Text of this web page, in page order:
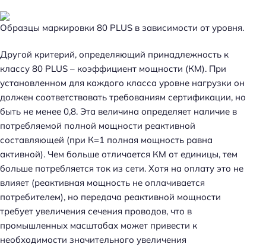
Образцы маркировки 80 PLUS в зависимости от уровня.
Другой критерий, определяющий принадлежность к
классу 80 PLUS – коэффициент мощности (КМ). При
установленном для каждого класса уровне нагрузки он
должен соответствовать требованиям сертификации, но
быть не менее 0,8. Эта величина определяет наличие в
потребляемой полной мощности реактивной
составляющей (при К=1 полная мощность равна
активной). Чем больше отличается КМ от единицы, тем
больше потребляется ток из сети. Хотя на оплату это не
влияет (реактивная мощность не оплачивается
потребителем), но передача реактивной мощности
требует увеличения сечения проводов, что в
промышленных масштабах может привести к
необходимости значительного увеличения